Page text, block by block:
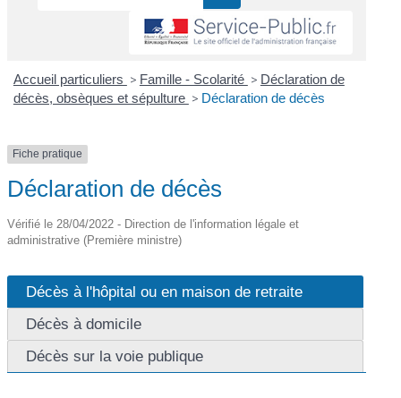
Accueil particuliers > Famille - Scolarité > Déclaration de
décès, obsèques et sépulture > Déclaration de décès
Fiche pratique
Déclaration de décès
Vérifié le 28/04/2022 - Direction de l'information légale et
administrative (Première ministre)
Décès à l'hôpital ou en maison de retraite
Décès à domicile
Décès sur la voie publique